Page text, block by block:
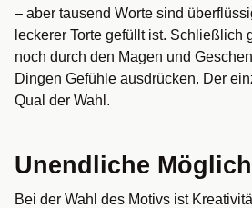
– aber tausend Worte sind
leckerer Torte gefüllt ist. Schließlich
noch durch den Magen und
Dingen Gefühle ausdrücken. Der
Qual der Wahl.
Unendliche
Bei der Wahl des Motivs ist